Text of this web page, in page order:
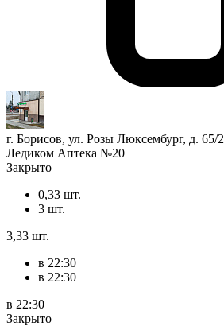
г. Борисов, ул. Розы Люксембург, д. 65/2
Ледиком Аптека №20
Закрыто
0,33 шт.
3 шт.
3,33 шт.
в 22:30
в 22:30
в 22:30
Закрыто